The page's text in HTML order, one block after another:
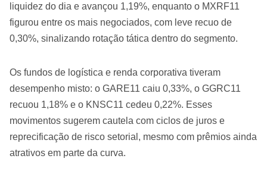
liquidez do dia e avançou 1,19%, enquanto o MXRF11
figurou entre os mais negociados, com leve recuo de
0,30%, sinalizando rotação tática dentro do segmento.
Os fundos de logística e renda corporativa tiveram
desempenho misto: o GARE11 caiu 0,33%, o GGRC11
recuou 1,18% e o KNSC11 cedeu 0,22%. Esses
movimentos sugerem cautela com ciclos de juros e
reprecificação de risco setorial, mesmo com prêmios ainda
atrativos em parte da curva.